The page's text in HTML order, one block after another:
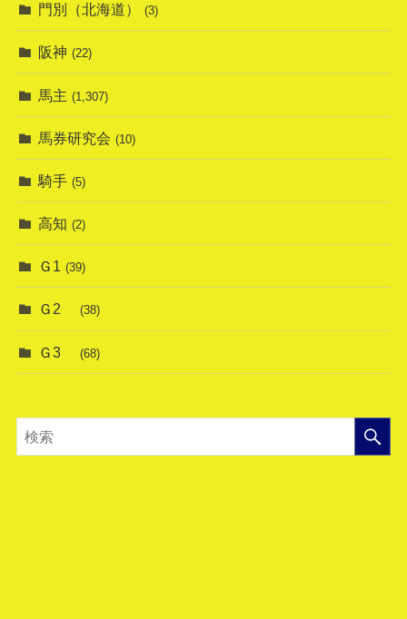
門別（北海道） (3)
阪神 (22)
馬主 (1,307)
馬券研究会 (10)
騎手 (5)
高知 (2)
Ｇ1 (39)
Ｇ2 (38)
Ｇ3 (68)